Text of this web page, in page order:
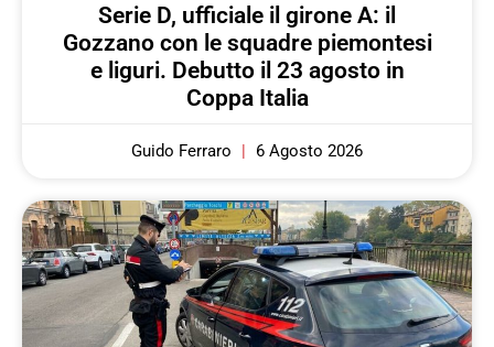
Serie D, ufficiale il girone A: il
Gozzano con le squadre piemontesi
e liguri. Debutto il 23 agosto in
Coppa Italia
Guido Ferraro 6 Agosto 2026